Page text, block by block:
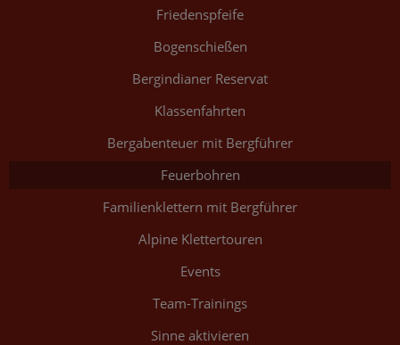
Friedenspfeife
Bogenschießen
Bergindianer Reservat
Klassenfahrten
Bergabenteuer mit Bergführer
Feuerbohren
Familienklettern mit Bergführer
Alpine Klettertouren
Events
Team-Trainings
Sinne aktivieren